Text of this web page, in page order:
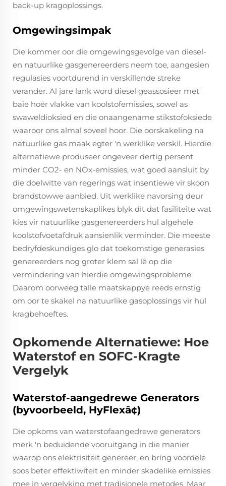
back-up kragoplossings.
Omgewingsimpak
Die kommer oor die omgewingsgevolge van diesel-
en natuurlike gasgenereerders neem toe, aangesien
regulasies voortdurend in verskillende streke
verander. Al jare lank word diesel geassosieer met
baie hoër vlakke van koolstofemissies, sowel as
swaweldioksied en die onaangename stikstofoksiede
waaroor ons almal soveel hoor. Die oorskakeling na
natuurlike gas maak egter 'n werklike verskil. Hierdie
alternatiewe produseer ongeveer dertig persent
minder CO2- en NOx-emissies, wat goed aansluit by
die doelwitte van regerings wat insentiewe vir skoon
brandstowwe aanbied. Uit werklike navorsing deur
omgewingswetenskaplikes blyk dit dat fasiliteite wat
kies vir natuurlike gasgenereerders hul algehele
koolstofvoetafdruk aansienlik verminder. Die meeste
bedryfdeskundiges glo dat toekomstige generasies
genereerders nog groter klem sal lê op die
vermindering van hierdie omgewingsprobleme.
Daarom oorweeg talle maatskappye reeds ernstig
om oor te skakel na natuurlike gasoplossings vir hul
kragbehoeftes.
Opkomende Alternatiewe: Hoe
Waterstof en SOFC-Kragte
Vergelyk
Waterstof-aangedrewe Generators
(byvoorbeeld, HyFlexâ¢)
Die opkoms van waterstofaangedrewe generators
merk 'n beduidende vooruitgang in die manier
waarop ons elektrisiteit genereer, en bring voordele
soos beter effektiwiteit en minder skadelike emissies
mee in vergelyking met tradisionele metodes. Maar